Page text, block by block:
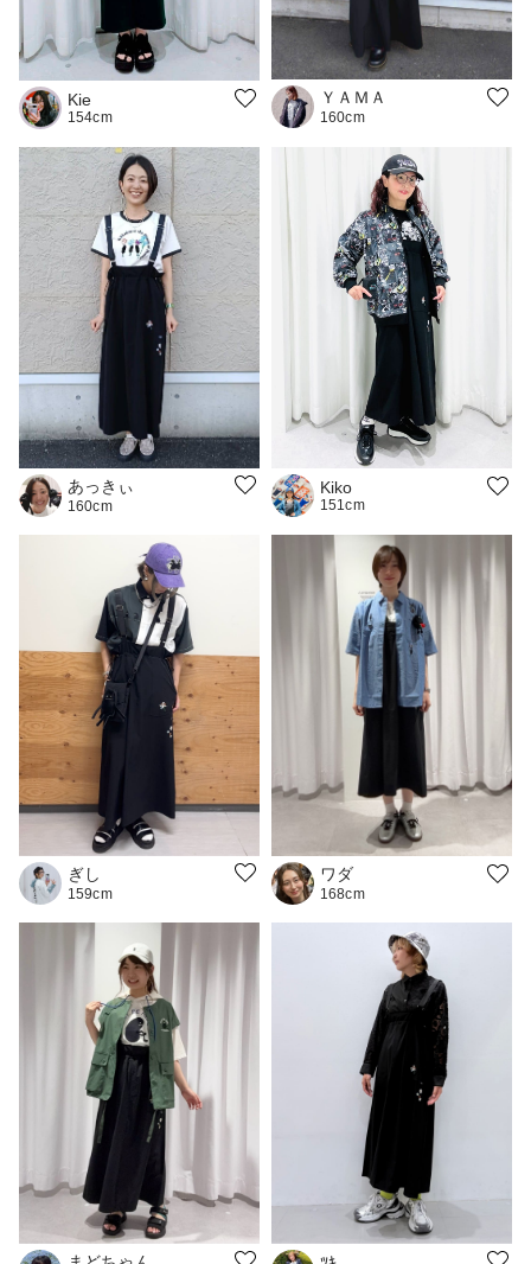
Kie
154cm
ＹＡＭＡ
160cm
あっきぃ
160cm
Kiko
151cm
ぎし
159cm
ワダ
168cm